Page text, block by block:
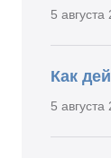
5 августа
Как
5 августа